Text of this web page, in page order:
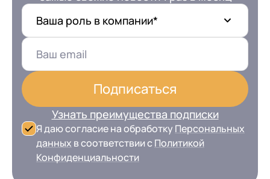
Ваша роль в компании*
Подписаться
Узнать преимущества подписки
Я даю согласие на обработку Персональных
данных в соответствии сПолитикой
Конфиденциальности